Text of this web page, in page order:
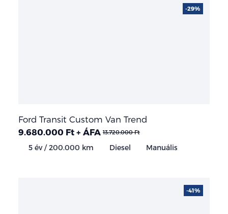
Ford Transit Custom Van Trend
9.680.000 Ft + ÁFA 13.720.000 Ft
5 év / 200.000 km Diesel Manuális
-29%
-41%